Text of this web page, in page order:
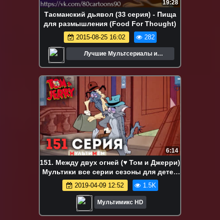
19:28
Тасманский дьявол (33 серия) - Пища
для размышления (Food For Thought)
2015-08-25 16:02 282
Лучшие Мультсериалы и
6:14
151. Между двух огней (♥ Том и Джерри)
Мультики все серии сезоны для детей
мультсериалы
2019-04-09 12:52 1.5K
Мультимикс HD